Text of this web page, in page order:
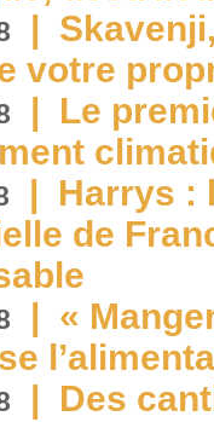
|
votre
| Le
| Harrys :
de
| «
| Des